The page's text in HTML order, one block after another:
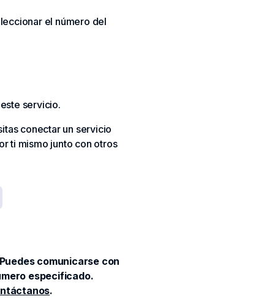
el número del
servicio.
conectar un servicio
ti mismo junto con otros
comunicarse con
especificado.
.